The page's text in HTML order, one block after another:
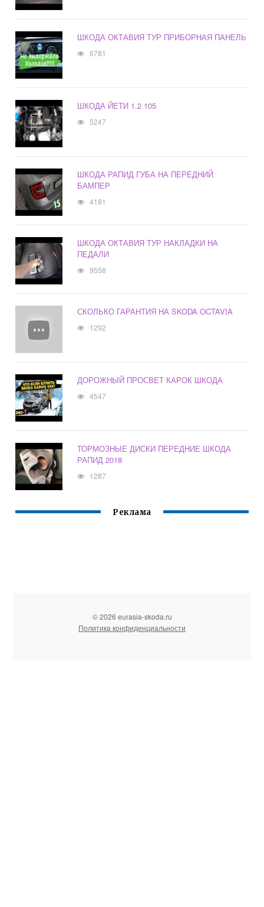
ШКОДА ОКТАВИЯ ТУР ПРИБОРНАЯ ПАНЕЛЬ
6781
ШКОДА ЙЕТИ 1.2 105
5247
ШКОДА РАПИД ГУБА НА ПЕРЕДНИЙ
БАМПЕР
4181
ШКОДА ОКТАВИЯ ТУР НАКЛАДКИ НА
ПЕДАЛИ
9558
СКОЛЬКО ГАРАНТИЯ НА SKODA OCTAVIA
1292
ДОРОЖНЫЙ ПРОСВЕТ КАРОК ШКОДА
4547
ТОРМОЗНЫЕ ДИСКИ ПЕРЕДНИЕ ШКОДА
РАПИД 2018
1287
Реклама
© 2026 eurasia-skoda.ru
Политика конфиденциальности